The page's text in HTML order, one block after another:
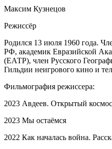
Максим Кузнецов
Режиссёр
Родился 13 июля 1960 года.
РФ, академик Евразийской
(ЕАТР), член Русского
Гильдии неигрового кино и
Фильмография режиссера:
2023 Авдеев. Открытый космос
2023 Мы остаёмся
2022 Как началась война.